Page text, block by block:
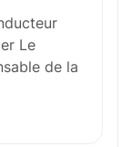
Le
de la